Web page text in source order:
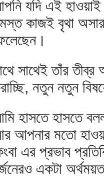
যদি এই
কাজই বৃথা
সাথেই তাঁর
নতুন নতুন
হাসতে হাসতে
আপনার মতো
এর প্রভাব
একটা